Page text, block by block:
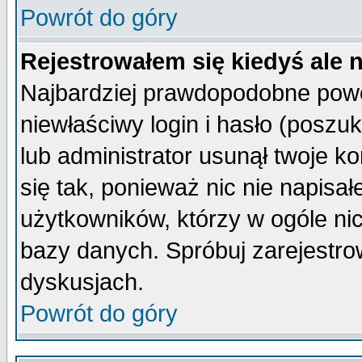
Powrót do góry
Rejestrowałem się kiedyś ale
Najbardziej prawdopodobne
niewłaściwy login i hasło
lub administrator usunął twoje
się tak, ponieważ nic nie
użytkowników, którzy w ogóle
bazy danych. Spróbuj
dyskusjach.
Powrót do góry